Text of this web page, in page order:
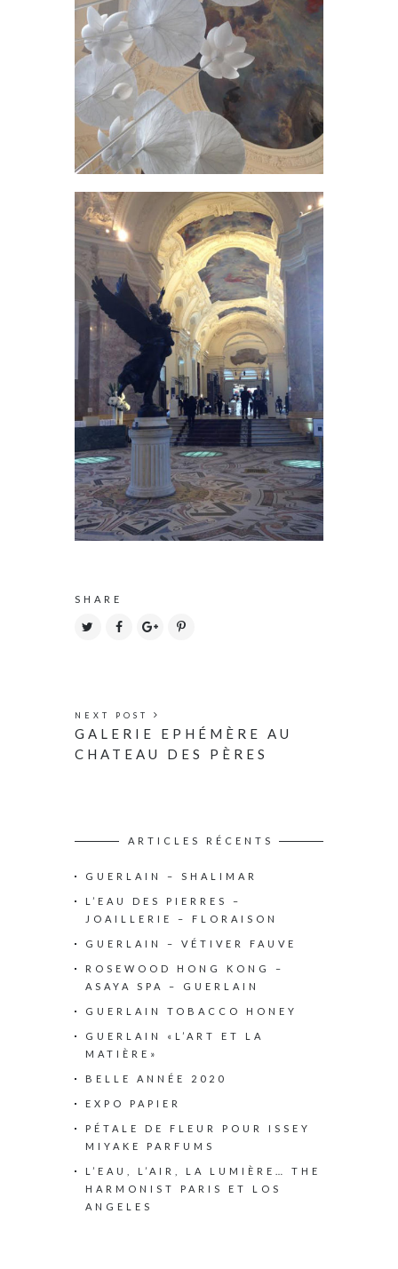
SHARE
NEXT POST
GALERIE EPHÉMÈRE AU
CHATEAU DES PÈRES
ARTICLES RÉCENTS
GUERLAIN – SHALIMAR
L’EAU DES PIERRES –
JOAILLERIE – FLORAISON
GUERLAIN – VÉTIVER FAUVE
ROSEWOOD HONG KONG –
ASAYA SPA – GUERLAIN
GUERLAIN TOBACCO HONEY
GUERLAIN «L’ART ET LA
MATIÈRE»
BELLE ANNÉE 2020
EXPO PAPIER
PÉTALE DE FLEUR POUR ISSEY
MIYAKE PARFUMS
L’EAU, L’AIR, LA LUMIÈRE… THE
HARMONIST PARIS ET LOS
ANGELES